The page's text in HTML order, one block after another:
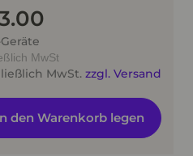
MwSt
MwSt. zzgl. Versand
den Warenkorb legen